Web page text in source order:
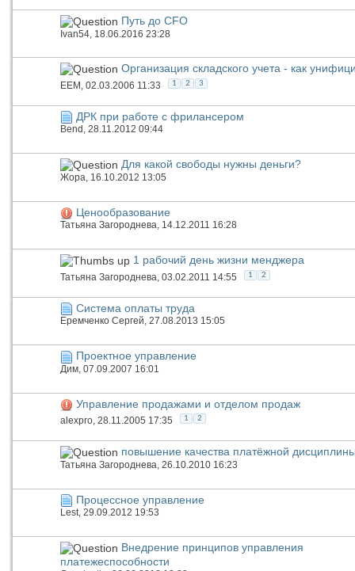
Путь до CFO
Ivan54 , 18.06.2016 23:28
Организация складского учета - как
EEM , 02.03.2006 11:33 1 2 3
ДРК при работе с фрилансером
Bend , 28.11.2012 09:44
Для какой свободы нужны деньги?
Жора, 16.10.2012 13:05
Ценообразование
Татьяна Загороднева, 14.12.2011 16:28
1 рабочий день жизни менджера
Татьяна Загороднева, 03.02.2011 14:55 1 2
Система оплаты труда
Еремченко Сергей, 27.08.2013 15:05
Проектное управление
Дим , 07.09.2007 16:01
Управление продажами и отделом продаж
alexpro, 28.11.2005 17:35 1 2
повышение качества платёжной
Татьяна Загороднева, 26.10.2010 16:23
Процессное управление
Lest, 29.09.2012 19:53
Внедрение принципов управления
платежеспособности